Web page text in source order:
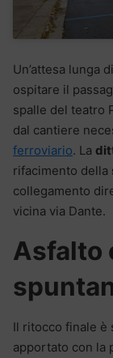
Un’attesa lunga
ospitare il
spalle del teatro
dal cantiere
ferroviario. La
rifacimento della
collegamento
vicina via Dante.
Asfalto
Il ritocco finale è
apportato con la